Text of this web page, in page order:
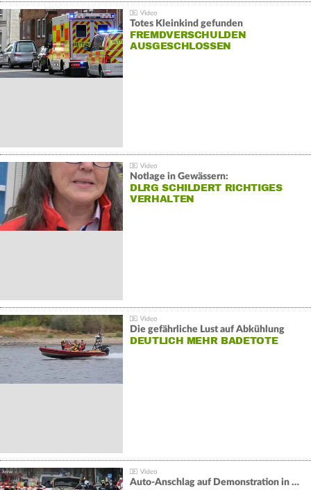
Totes Kleinkind gefunden
FREMDVERSCHULDEN
AUSGESCHLOSSEN
Notlage in Gewässern:
DLRG SCHILDERT RICHTIGES
VERHALTEN
Die gefährliche Lust auf Abkühlung
DEUTLICH MEHR BADETOTE
Auto-Anschlag auf Demonstration in München: